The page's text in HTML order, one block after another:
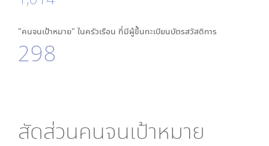
"คนจนเป้าหมาย" ในครัวเรือน ที่มีผู้ขึ้นทะเบียนบัตรสวัสดิการ
298
สัดส่วนคนจนเป้าหมาย